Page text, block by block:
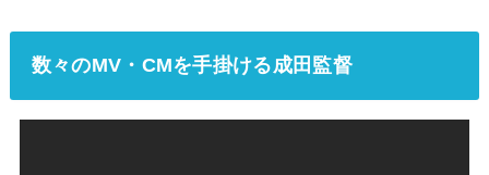
数々のMV・CMを手掛ける成田監督